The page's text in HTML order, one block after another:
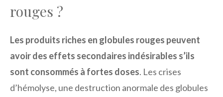
rouges ?
Les produits riches en globules rouges peuvent
avoir des effets secondaires indésirables s’ils
sont consommés à fortes doses. Les crises
d’hémolyse, une destruction anormale des globules